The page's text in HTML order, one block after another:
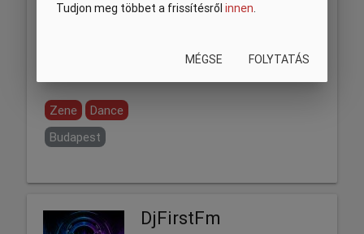
Tudjon meg többet a frissítésről innen.
MÉGSE FOLYTATÁS
Zene
Dance
Budapest
DjFirstFm